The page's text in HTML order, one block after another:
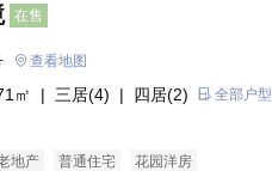
在售
查看地图
㎡ | 三居(4) | 四居(2) 全部户型
地产 普通住宅 花园洋房